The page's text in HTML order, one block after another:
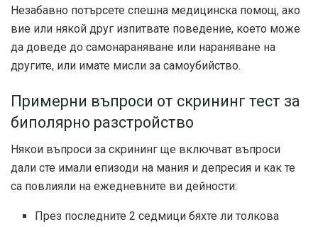
Незабавно потърсете спешна медицинска помощ, ако
вие или някой друг изпитвате поведение, което може
да доведе до самонараняване или нараняване на
другите, или имате мисли за самоубийство.
Примерни въпроси от скрининг тест за
биполярно разстройство
Някои въпроси за скрининг ще включват въпроси
дали сте имали епизоди на мания и депресия и как те
са повлияли на ежедневните ви дейности:
През последните 2 седмици бяхте ли толкова